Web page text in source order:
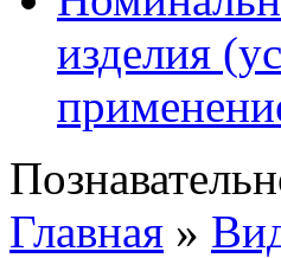
изделия
Главная »